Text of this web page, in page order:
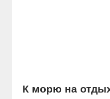
К морю на